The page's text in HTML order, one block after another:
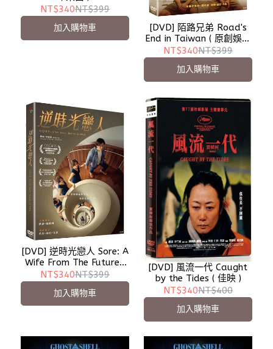
NT$340NT$399
加入購物車
[DVD] 陌路兄弟 Road's
End in Taiwan ( 原創娛樂
)
NT$340NT$399
加入購物車
[DVD] 逆時光戀人 Sore: A
Wife From The Future (
原創娛樂 )
NT$340NT$399
加入購物車
[DVD] 風流一代 Caught
by the Tides ( 佳映 )
NT$340NT$400
加入購物車